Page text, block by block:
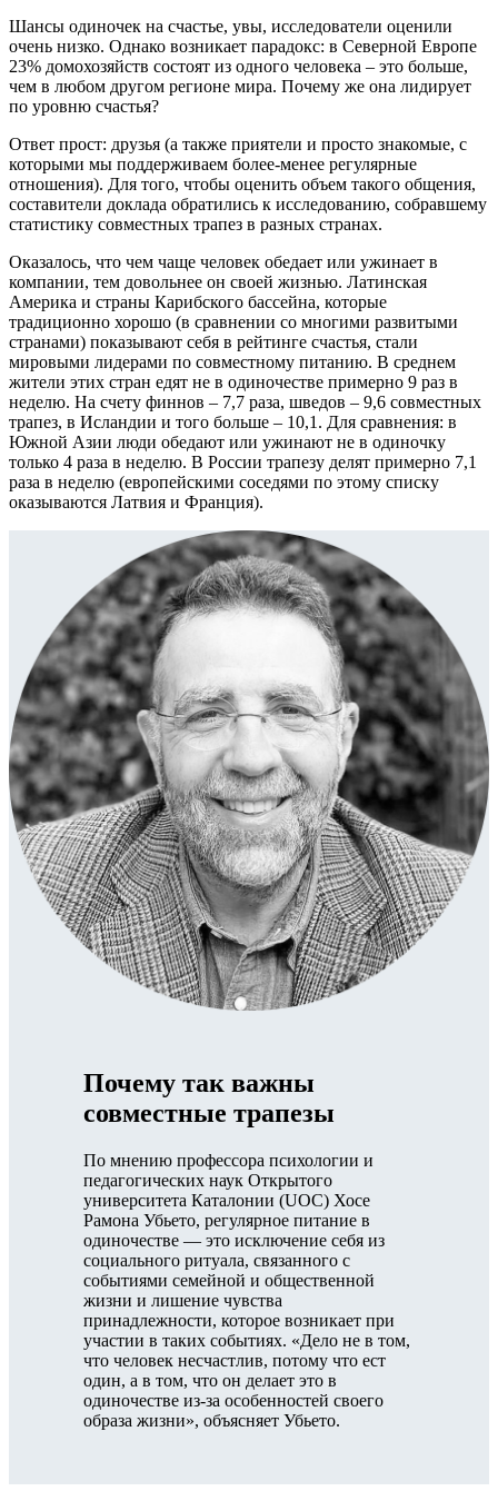
Шансы одиночек на счастье, увы, исследователи оценили
очень низко. Однако возникает парадокс: в Северной Европе
23% домохозяйств состоят из одного человека – это больше,
чем в любом другом регионе мира. Почему же она лидирует
по уровню счастья?
Ответ прост: друзья (а также приятели и просто знакомые, с
которыми мы поддерживаем более-менее регулярные
отношения). Для того, чтобы оценить объем такого общения,
составители доклада обратились к исследованию, собравшему
статистику совместных трапез в разных странах.
Оказалось, что чем чаще человек обедает или ужинает в
компании, тем довольнее он своей жизнью. Латинская
Америка и страны Карибского бассейна, которые
традиционно хорошо (в сравнении со многими развитыми
странами) показывают себя в рейтинге счастья, стали
мировыми лидерами по совместному питанию. В среднем
жители этих стран едят не в одиночестве примерно 9 раз в
неделю. На счету финнов – 7,7 раза, шведов – 9,6 совместных
трапез, в Исландии и того больше – 10,1. Для сравнения: в
Южной Азии люди обедают или ужинают не в одиночку
только 4 раза в неделю. В России трапезу делят примерно 7,1
раза в неделю (европейскими соседями по этому списку
оказываются Латвия и Франция).
Почему так важны
совместные трапезы
По мнению профессора психологии и
педагогических наук Открытого
университета Каталонии (UOC) Хосе
Рамона Убьето, регулярное питание в
одиночестве — это исключение себя из
социального ритуала, связанного с
событиями семейной и общественной
жизни и лишение чувства
принадлежности, которое возникает при
участии в таких событиях. «Дело не в том,
что человек несчастлив, потому что ест
один, а в том, что он делает это в
одиночестве из-за особенностей своего
образа жизни», объясняет Убьето.